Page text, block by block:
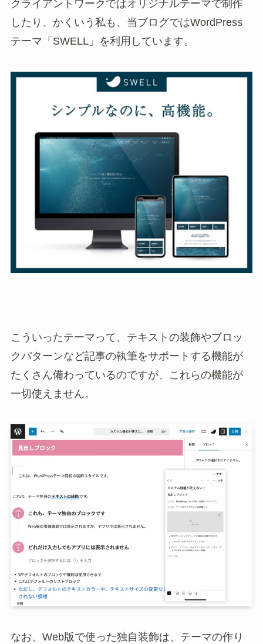
クライアントワークではオリジナルテーマで制作
したり、かくいう私も、当ブログではWordPress
テーマ「SWELL」を利用しています。
こういったテーマって、テキストの装飾やブロッ
クパターンなど記事の執筆をサポートする機能が
たくさん備わっているのですが、これらの機能が
一切使えません。
なお、Web版で使った独自装飾は、テーマの作り